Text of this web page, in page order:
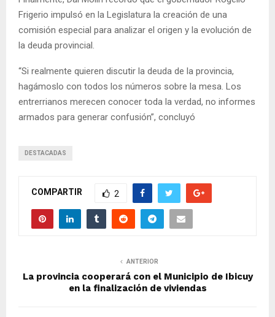
Frigerio impulsó en la Legislatura la creación de una
comisión especial para analizar el origen y la evolución de
la deuda provincial.
“Si realmente quieren discutir la deuda de la provincia,
hagámoslo con todos los números sobre la mesa. Los
entrerrianos merecen conocer toda la verdad, no informes
armados para generar confusión”, concluyó
DESTACADAS
COMPARTIR 2
ANTERIOR
La provincia cooperará con el Municipio de Ibicuy
en la finalización de viviendas